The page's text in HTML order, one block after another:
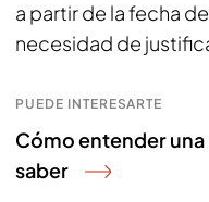
a partir de la fecha
necesidad de
PUEDE INTERESARTE
Cómo entender
saber